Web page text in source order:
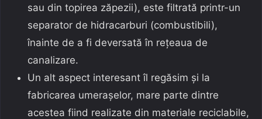
sau din topirea zăpezii), este filtrată printr-un
separator de hidracarburi (combustibili),
înainte de a fi deversată în rețeaua de
canalizare.
Un alt aspect interesant îl regăsim și la
fabricarea umerașelor, mare parte dintre
acestea fiind realizate din materiale reciclabile,